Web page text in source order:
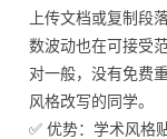
上传文档或复制段
数波动也在可接受
对一般，没有免费
风格改写的同学。
✅ 优势：学术风格